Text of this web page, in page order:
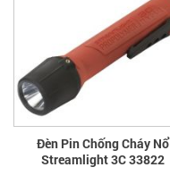
Đèn Pin Chống Cháy Nổ
Streamlight 3C 33822